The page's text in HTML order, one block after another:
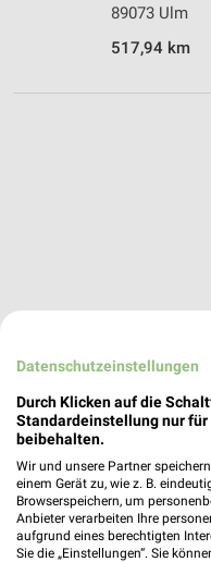
89073 Ulm
517,94 km
Reutlingen,
Datenschutzeinstellungen
Durch Klicken auf die
Standardeinstellung nur
beibehalten.
Wir und unsere Partner
einem Gerät zu, wie z. B.
Browserspeichern, um
Anbieter verarbeiten Ihre
aufgrund eines berechtigten
Sie die „Einstellungen“. Sie